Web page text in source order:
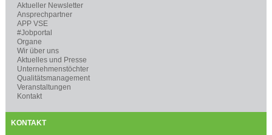
Aktueller Newsletter
Ansprechpartner
APP VSE
#Jobportal
Organe
Wir über uns
Aktuelles und Presse
Unternehmenstöchter
Qualitätsmanagement
Veranstaltungen
Kontakt
KONTAKT